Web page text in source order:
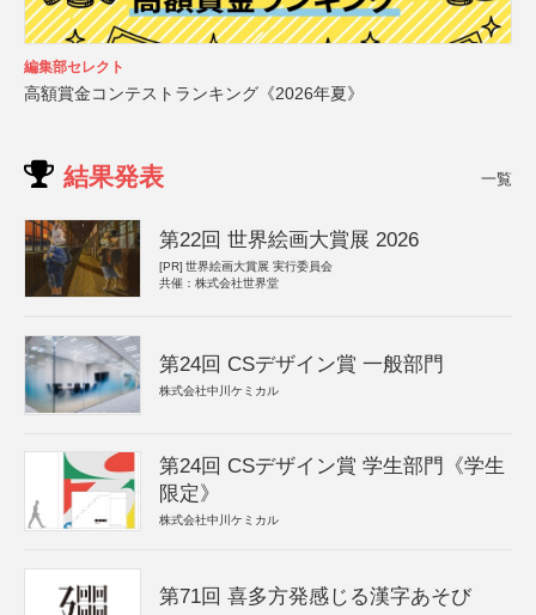
編集部セレクト
高額賞金コンテストランキング《2026年夏》
結果発表 一覧
第22回 世界絵画大賞展 2026
[PR] 世界絵画大賞展 実行委員会
共催：株式会社世界堂
第24回 CSデザイン賞 一般部門
株式会社中川ケミカル
第24回 CSデザイン賞 学生部門《学生
限定》
株式会社中川ケミカル
第71回 喜多方発感じる漢字あそび